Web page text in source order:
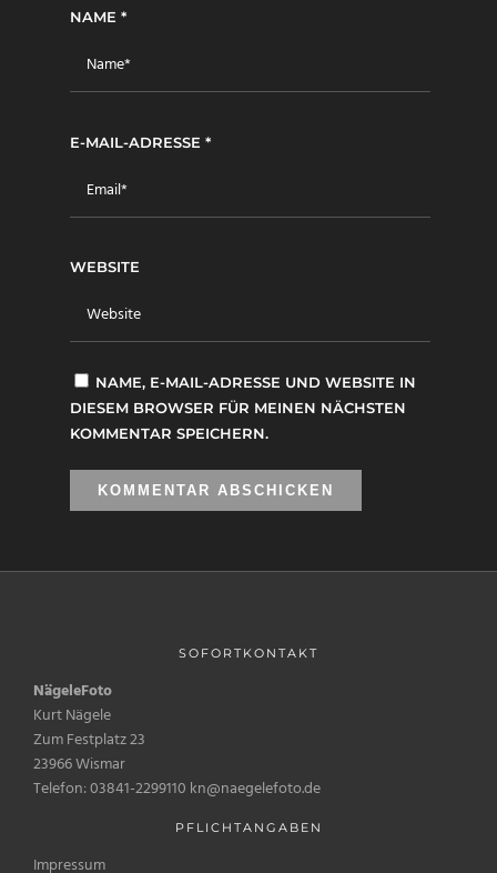
NAME *
E-MAIL-ADRESSE *
WEBSITE
NAME, E-MAIL-ADRESSE UND WEBSITE IN
DIESEM BROWSER FÜR MEINEN NÄCHSTEN
KOMMENTAR SPEICHERN.
SOFORTKONTAKT
NägeleFoto
Kurt Nägele
Zum Festplatz 23
23966 Wismar
Telefon: 03841-2299110 kn@naegelefoto.de
PFLICHTANGABEN
Impressum